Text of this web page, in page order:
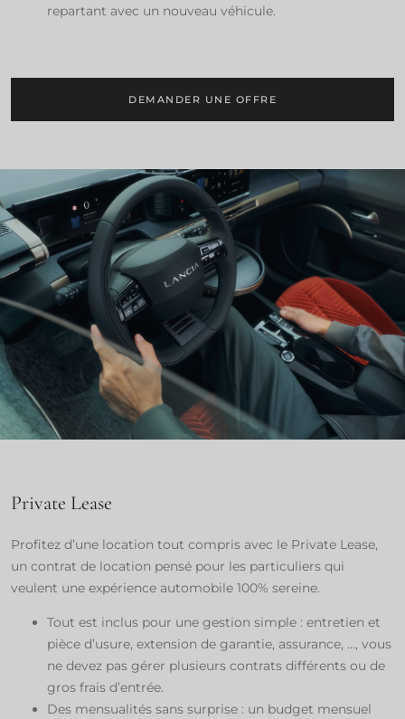
repartant avec un nouveau véhicule.
DEMANDER UNE OFFRE​
Private Lease
Profitez d’une location tout compris avec le Private Lease,
un contrat de location pensé pour les particuliers qui
veulent une expérience automobile 100% sereine.​
Tout est inclus pour une gestion simple : entretien et
pièce d’usure, extension de garantie, assurance, …, vous
ne devez pas gérer plusieurs contrats différents ou de
gros frais d’entrée.​
Des mensualités sans surprise : un budget mensuel